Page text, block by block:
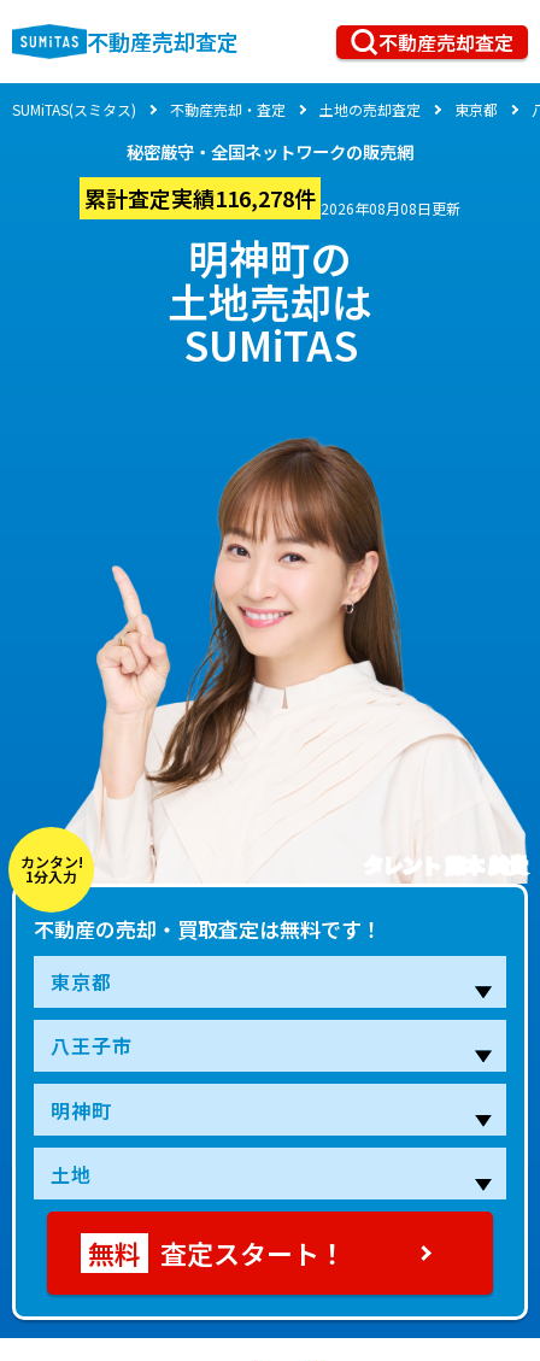
不動産売却査定 不動産売却査定
SUMiTAS(スミタス) 不動産売却・査定 土地の売却査定 東京都
秘密厳守・全国ネットワークの販売網
累計査定実績116,278件 2026年08月08日更新
明神町の
土地売却は
SUMiTAS
タレント 藤本 美貴
カンタン!
1分入力
不動産の売却・買取査定は無料です！
査定スタート！